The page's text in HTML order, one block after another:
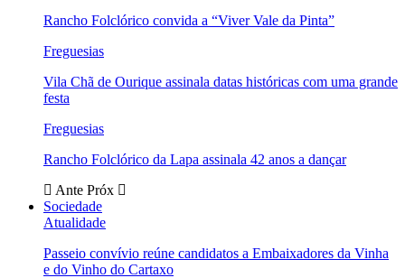
Rancho Folclórico convida a “Viver Vale da Pinta”
Freguesias
Vila Chã de Ourique assinala datas históricas com uma grande
festa
Freguesias
Rancho Folclórico da Lapa assinala 42 anos a dançar
Ante Próx
Sociedade
Atualidade
Passeio convívio reúne candidatos a Embaixadores da Vinha
e do Vinho do Cartaxo